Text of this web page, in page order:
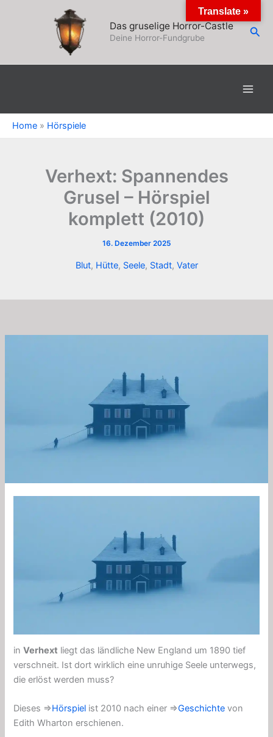
Das gruselige Horror-Castle
Deine Horror-Fundgrube
Home » Hörspiele
Verhext: Spannendes
Grusel – Hörspiel
komplett (2010)
16. Dezember 2025
Blut, Hütte, Seele, Stadt, Vater
inVerhext liegt das ländliche New England um 1890 tief
verschneit. Ist dort wirklich eine unruhige Seele unterwegs,
die erlöst werden muss?
Dieses ⇒Hörspiel ist 2010 nach einer ⇒Geschichte von
Edith Wharton erschienen.
Translate »